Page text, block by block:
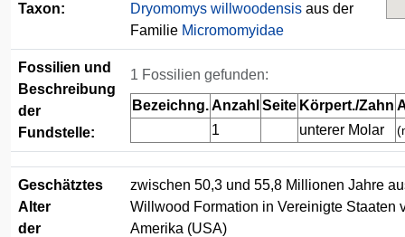
Taxon: Dryomomys willwoodensis aus der
Familie Micromomyidae
Fossilien und
Beschreibung
der
Fundstelle:
1 Fossilien gefunden:
Bezeichng.Anzahl Seite Körpert./Zahn
1
unterer Molar
Geschätztes
Alter
der
zwischen 50,3 und 55,8 Millionen Jahre
Willwood Formation in Vereinigte Staaten
Amerika (USA)